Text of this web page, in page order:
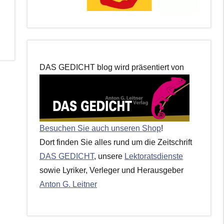
DAS GEDICHT blog wird präsentiert von
Besuchen Sie auch unseren Shop!
Dort finden Sie alles rund um die Zeitschrift
DAS GEDICHT, unsere Lektoratsdienste
sowie Lyriker, Verleger und Herausgeber
Anton G. Leitner